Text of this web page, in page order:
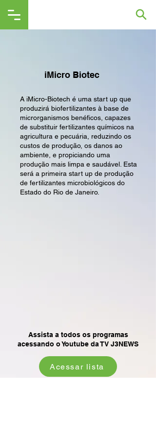
iMicro Biotec
A iMicro-Biotech é uma start up que
produzirá biofertilizantes à base de
microrganismos benéficos, capazes
de substituir fertilizantes químicos na
agricultura e pecuária, reduzindo os
custos de produção, os danos ao
ambiente, e propiciando uma
produção mais limpa e saudável. Esta
será a primeira start up de produção
de fertilizantes microbiológicos do
Estado do Rio de Janeiro.
Assista a todos os programas
acessando o Youtube da TV J3NEWS
Acessar lista